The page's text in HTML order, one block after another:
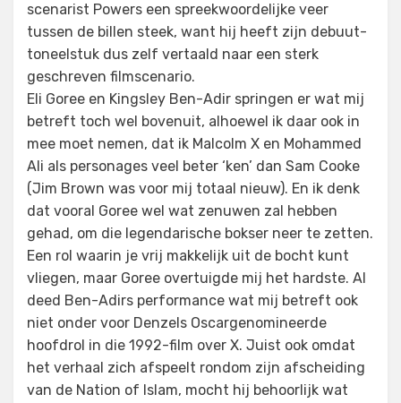
scenarist Powers een spreekwoordelijke veer
tussen de billen steek, want hij heeft zijn debuut-
toneelstuk dus zelf vertaald naar een sterk
geschreven filmscenario.
Eli Goree en Kingsley Ben-Adir springen er wat mij
betreft toch wel bovenuit, alhoewel ik daar ook in
mee moet nemen, dat ik Malcolm X en Mohammed
Ali als personages veel beter ‘ken’ dan Sam Cooke
(Jim Brown was voor mij totaal nieuw). En ik denk
dat vooral Goree wel wat zenuwen zal hebben
gehad, om die legendarische bokser neer te zetten.
Een rol waarin je vrij makkelijk uit de bocht kunt
vliegen, maar Goree overtuigde mij het hardste. Al
deed Ben-Adirs performance wat mij betreft ook
niet onder voor Denzels Oscargenomineerde
hoofdrol in die 1992-film over X. Juist ook omdat
het verhaal zich afspeelt rondom zijn afscheiding
van de Nation of Islam, mocht hij behoorlijk wat